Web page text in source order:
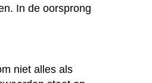
In de oorsprong
niet alles als